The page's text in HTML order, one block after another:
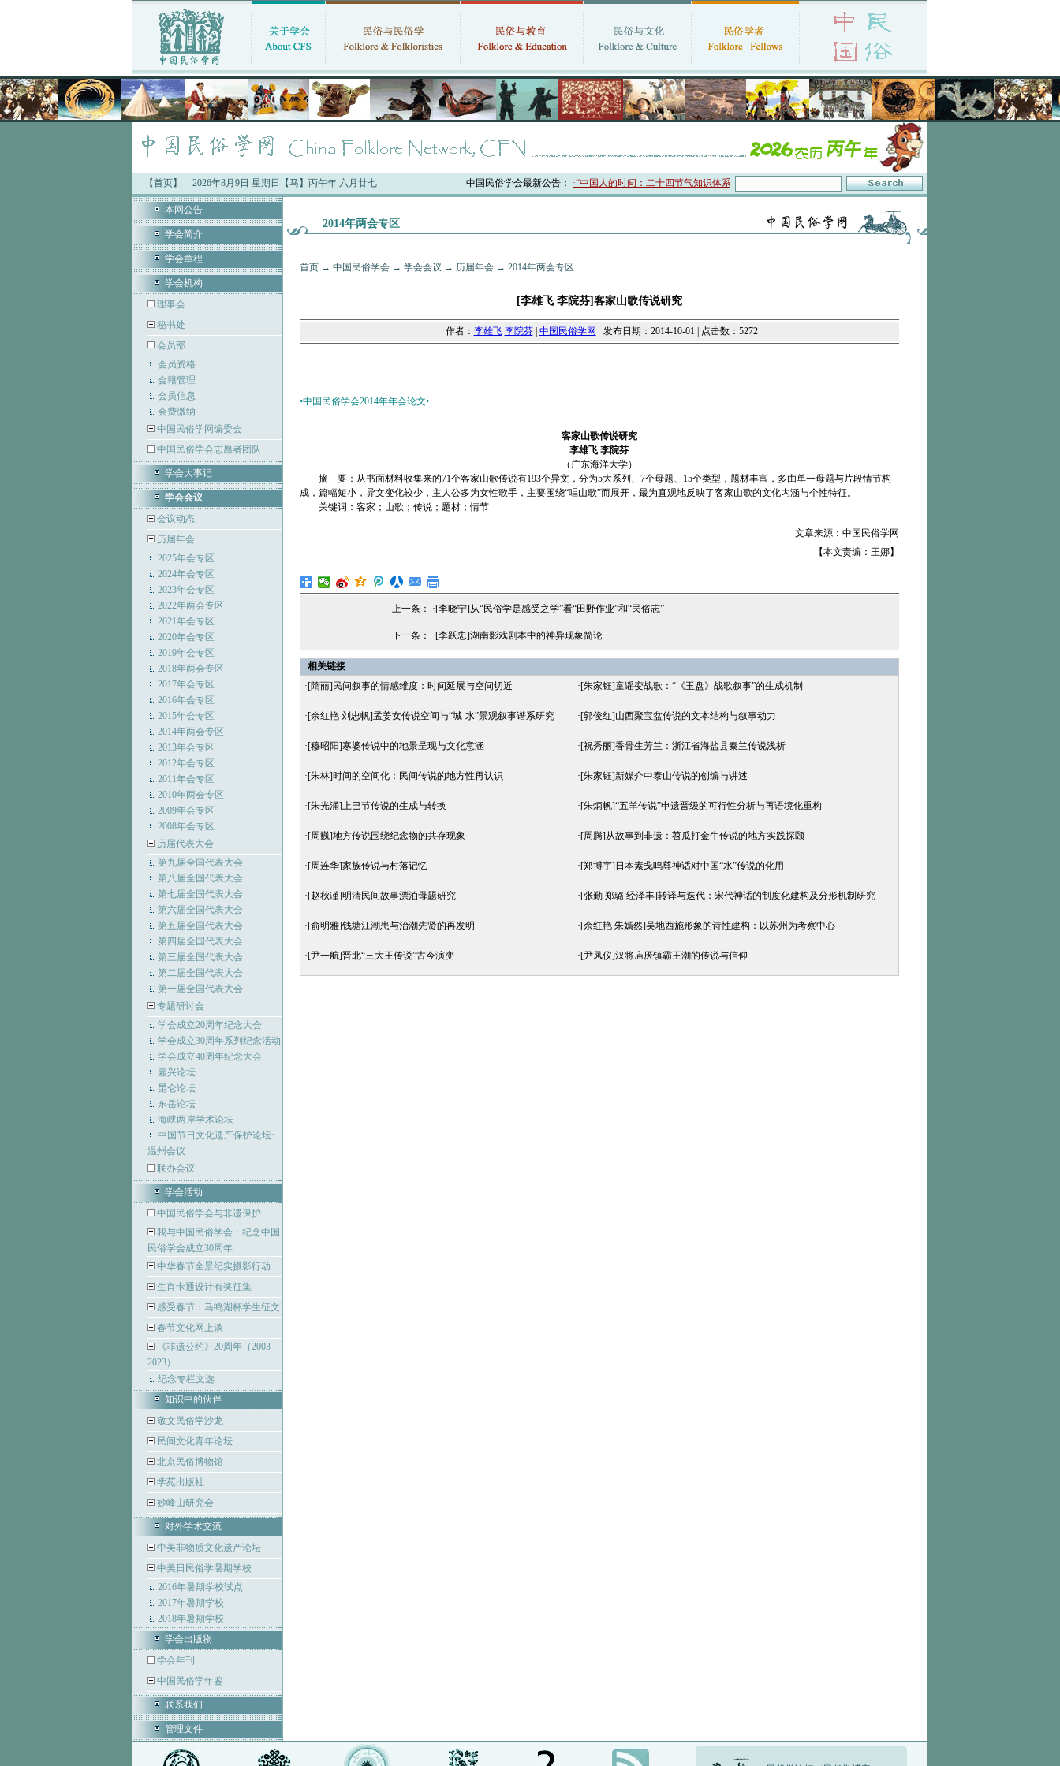
【首页】 2026年8月9日 星期日【马】丙午年 六月廿七 中国民俗学会最新公告：·“中国人的时间：二十四节气知识体系与数字叙事”研讨会在京召开 ·中国民俗学会第十一届代表大会暨2026年年会征文启
本网公告
学会简介
学会章程
学会机构
理事会
秘书处
会员部
会员资格
会籍管理
会员信息
会费缴纳
中国民俗学网编委会
中国民俗学会志愿者团队
学会大事记
学会会议
会议动态
历届年会
2025年会专区
2024年会专区
2023年会专区
2022年两会专区
2021年会专区
2020年会专区
2019年会专区
2018年两会专区
2017年会专区
2016年会专区
2015年会专区
2014年两会专区
2013年会专区
2012年会专区
2011年会专区
2010年两会专区
2009年会专区
2008年会专区
历届代表大会
第九届全国代表大会
第八届全国代表大会
第七届全国代表大会
第六届全国代表大会
第五届全国代表大会
第四届全国代表大会
第三届全国代表大会
第二届全国代表大会
第一届全国代表大会
专题研讨会
学会成立20周年纪念大会
学会成立30周年系列纪念活动
学会成立40周年纪念大会
嘉兴论坛
昆仑论坛
东岳论坛
海峡两岸学术论坛
中国节日文化遗产保护论坛·
温州会议
联办会议
学会活动
中国民俗学会与非遗保护
我与中国民俗学会：纪念中国
民俗学会成立30周年
中华春节全景纪实摄影行动
生肖卡通设计有奖征集
感受春节：马鸣湖杯学生征文
春节文化网上谈
《非遗公约》20周年（2003－
2023）
纪念专栏文选
知识中的伙伴
敬文民俗学沙龙
民间文化青年论坛
北京民俗博物馆
学苑出版社
妙峰山研究会
对外学术交流
中美非物质文化遗产论坛
中美日民俗学暑期学校
2016年暑期学校试点
2017年暑期学校
2018年暑期学校
学会出版物
学会年刊
中国民俗学年鉴
联系我们
管理文件
2014年两会专区
首页→ 中国民俗学会→ 学会会议 → 历届年会→ 2014年两会专区
[李雄飞 李院芬]客家山歌传说研究
作者： 李雄飞 李院芬| 中国民俗学网 发布日期：2014-10-01 | 点击数：5272
•中国民俗学会2014年年会论文•
客家山歌传说研究
李雄飞 李院芬
（广东海洋大学）
摘 要：从书面材料收集来的71个客家山歌传说有193个异文，分为5大系列、7个母题、15个类型，题材丰富，多由单一母题与片段情节构
成，篇幅短小，异文变化较少，主人公多为女性歌手，主要围绕“唱山歌”而展开，最为直观地反映了客家山歌的文化内涵与个性特征。
关键词：客家；山歌；传说；题材；情节
文章来源：中国民俗学网
【本文责编：王娜】
上一条： ·[李晓宁]从“民俗学是感受之学”看“田野作业”和“民俗志”
下一条： ·[李跃忠]湖南影戏剧本中的神异现象简论
相关链接
·[隋丽]民间叙事的情感维度：时间延展与空间切近 ·[朱家钰]童谣变战歌：“《玉盘》战歌叙事”的生成机制
·[余红艳 刘忠帆]孟姜女传说空间与“城-水”景观叙事谱系研究 ·[郭俊红]山西聚宝盆传说的文本结构与叙事动力
·[穆昭阳]寒婆传说中的地景呈现与文化意涵 ·[祝秀丽]香骨生芳兰：浙江省海盐县秦兰传说浅析
·[朱林]时间的空间化：民间传说的地方性再认识 ·[朱家钰]新媒介中泰山传说的创编与讲述
·[朱光涌]上巳节传说的生成与转换 ·[朱炳帆]“五羊传说”申遗晋级的可行性分析与再语境化重构
·[周巍]地方传说围绕纪念物的共存现象 ·[周腾]从故事到非遗：苕瓜打金牛传说的地方实践探颐
·[周连华]家族传说与村落记忆 ·[郑博宇]日本素戋呜尊神话对中国“水”传说的化用
·[赵秋谨]明清民间故事漂泊母题研究 ·[张勤 郑璐 经泽丰]转译与迭代：宋代神话的制度化建构及分形机制研究
·[俞明雅]钱塘江潮患与治潮先贤的再发明 ·[余红艳 朱嫣然]吴地西施形象的诗性建构：以苏州为考察中心
·[尹一航]晋北“三大王传说”古今演变 ·[尹凤仪]汉将庙厌镇霸王潮的传说与信仰